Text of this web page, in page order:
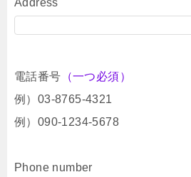
電話番号 （一つ必須）
例）03-8765-4321
例）090-1234-5678
Phone number